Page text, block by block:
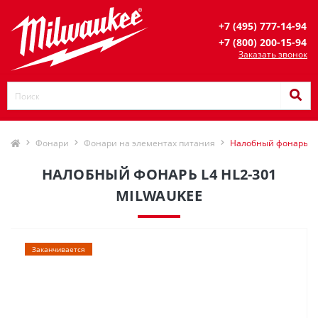
+7 (495) 777-14-94
+7 (800) 200-15-94
Заказать звонок
Фонари Фонари на элементах питания Налобный фонарь L4
НАЛОБНЫЙ ФОНАРЬ L4 HL2-301
MILWAUKEE
Заканчивается